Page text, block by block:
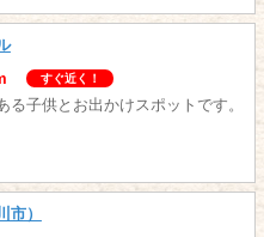
すぐ近く！
る子供とお出かけスポットです。
市）